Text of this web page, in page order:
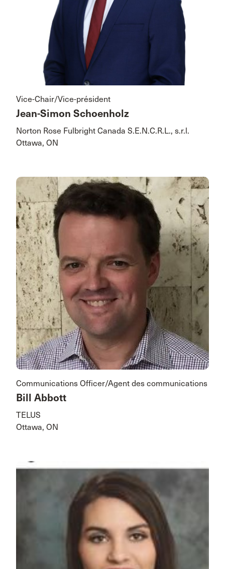
Vice-Chair/Vice-président
Jean-Simon Schoenholz
Norton Rose Fulbright Canada S.E.N.C.R.L., s.r.l.
Ottawa, ON
Communications Officer/Agent des communications
Bill Abbott
TELUS
Ottawa, ON